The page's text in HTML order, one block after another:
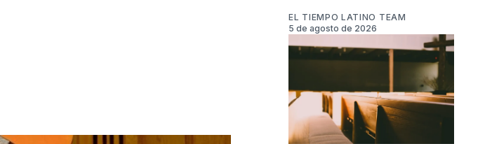
EL TIEMPO LATINO TEAM
5 de agosto de 2026